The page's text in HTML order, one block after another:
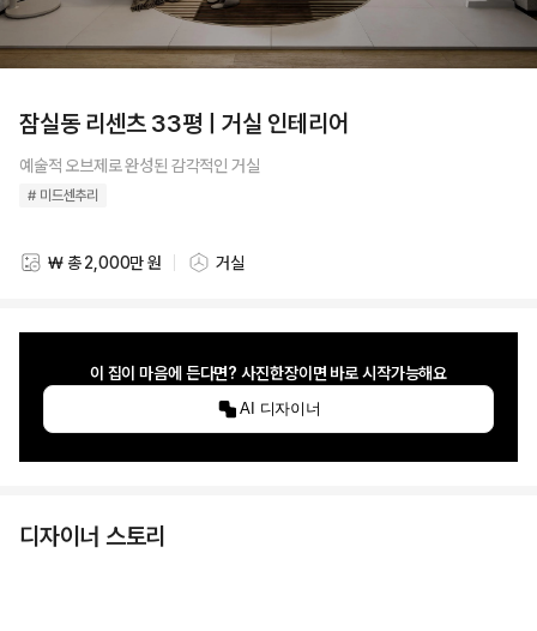
잠실동 리센츠 33평ㅣ거실 인테리어
예술적 오브제로 완성된 감각적인 거실
# 미드센추리
스타일링 비용
₩ 총 2,000만 원 스타일링 공간
거실
이 집이 마음에 든다면? 사진한장이면 바로 시작가능해요
AI 디자이너
디자이너 스토리